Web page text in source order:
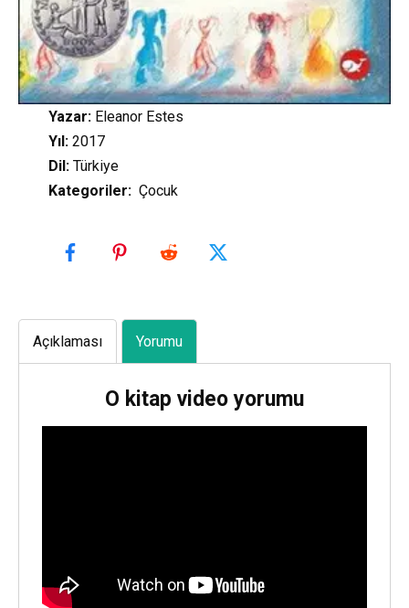
Yazar:Eleanor Estes
Yıl:2017
Dil:Türkiye
Kategoriler:Çocuk
Açıklaması Yorumu
O kitap video yorumu